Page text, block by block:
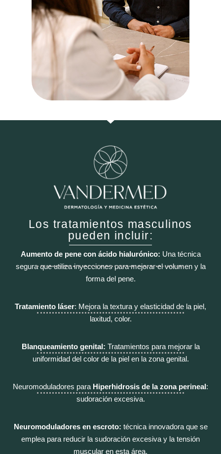
Los tratamientos masculinos
pueden incluir:
Aumento de pene con ácido hialurónico: Una técnica
segura que utiliza inyecciones para mejorar el volumen y la
forma del pene.
Tratamiento láser: Mejora la textura y elasticidad de la piel,
laxitud, color.
Blanqueamiento genital: Tratamientos para mejorar la
uniformidad del color de la piel en la zona genital.
Neuromoduladores para Hiperhidrosis de la zona perineal:
sudoración excesiva.
Neuromoduladores en escroto: técnica innovadora que se
emplea para reducir la sudoración excesiva y la tensión
muscular en esta área.